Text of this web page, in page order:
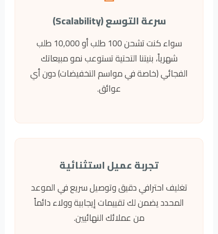
سرعة التوسع (Scalability)
سواء كنت تشحن 100 طلب أو 10,000 طلب
شهرياً، بنيتنا التحتية تستوعب نمو مبيعاتك
الفجائي (خاصة في مواسم التخفيضات) دون أي
عوائق.
تجربة عميل استثنائية
تغليف احترافي دقيق وتوصيل سريع في الموعد
المحدد يضمن لك تقييمات إيجابية وولاء دائماً
من عملائك النهائيين.